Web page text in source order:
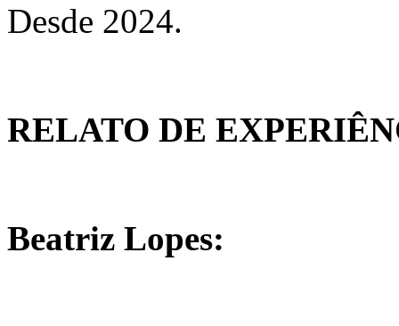
Desde 2024.
RELATO DE
Beatriz Lopes: